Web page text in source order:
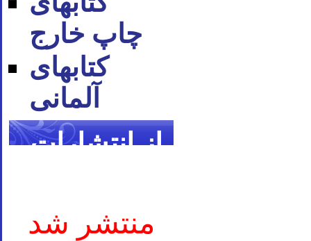
چاپ خارج
کتاب‪های
آلمانی
از انتشارات
منتشر شد